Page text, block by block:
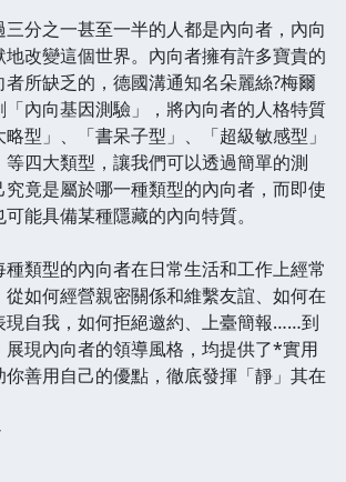
分之一甚至一半的人都是內向者，內向
改變這個世界。內向者擁有許多寶貴的
所缺乏的，德國溝通知名朵麗絲?梅爾
「內向基因測驗」，將內向者的人格特質
型」、「書呆子型」、「超級敏感型」
四大類型，讓我們可以透過簡單的測
竟是屬於哪一種類型的內向者，而即使
能具備某種隱藏的內向特質。
類型的內向者在日常生活和工作上經常
如何經營親密關係和維繫友誼、如何在
現自我，如何拒絕邀約、上臺簡報……到
展現內向者的領導風格，均提供了*實用
你善用自己的優點，徹底發揮「靜」其在